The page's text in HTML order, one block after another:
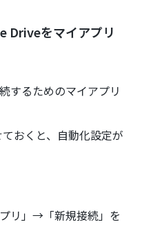
Driveをマイアプリ
するためのマイアプリ
おくと、自動化設定が
リ」→「新規接続」を